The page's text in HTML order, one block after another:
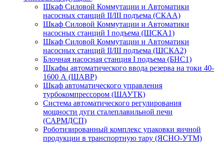
Шкаф Силовой Коммутации и Автоматики
насосных станций II/III подъема (СКАА)
Шкаф Силовой Коммутации и Автоматики
насосных станций I подъема (ШСКА1)
Шкаф Силовой Коммутации и Автоматики
насосных станций II/III подъема (ШСКА2)
Блочная насосная станция I подъема (БНС1)
Шкафы автоматического ввода резерва на токи 40-
1600 А (ШАВР)
Шкаф автоматического управления
турбокомпрессором (ШАУТК)
Система автоматического регулирования
мощности дуги сталеплавильной печи
(САРМДСП)
Роботизированный комплекс упаковки яичной
продукции в транспортную тару (ЯСНО-УТМ)